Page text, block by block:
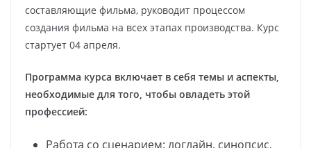
составляющие фильма, руководит процессом
создания фильма на всех этапах производства. Курс
стартует 04 апреля.
Программа курса включает в себя темы и аспекты,
необходимые для того, чтобы овладеть этой
профессией:
Работа со сценарием: логлайн, синопсис,